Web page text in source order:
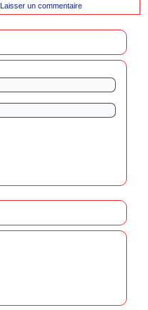
Laisser un commentaire